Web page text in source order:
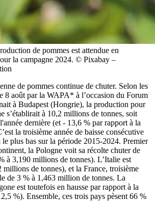
de pommes est attendue en
la campagne 2024. © Pixabay –
de pommes continue de chuter. Selon les
8 août par la WAPA* à l’occasion du Forum
à Budapest (Hongrie), la production pour
s’établirait à 10,2 millions de tonnes, soit
dernière (et - 13,6 % par rapport à la
la troisième année de baisse consécutive
plus bas sur la période 2015-2024. Premier
la Pologne voit sa récolte chuter de
à 3,190 millions de tonnes). L’Italie est
millions de tonnes), et la France, troisième
de 3 % à 1,463 million de tonnes. La
est toutefois en hausse par rapport à la
%). Ensemble, ces trois pays pèsent 66 %